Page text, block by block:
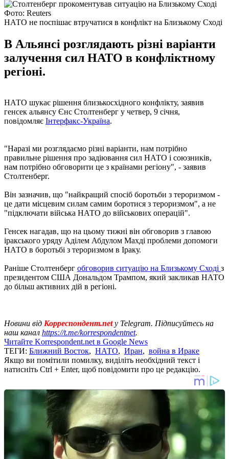
Фото: Reuters
НАТО не поспішає втручатися в конфлікт на Близькому Сході
В Альянсі розглядають різні варіанти
залучення сил НАТО в конфліктному
регіоні.
НАТО шукає рішення близькосхідного конфлікту, заявив
генсек альянсу Єнс Столтенберг у четвер, 9 січня,
повідомляє Інтерфакс-Україна.
"Наразі ми розглядаємо різні варіанти, нам потрібно
правильне рішення про задіювання сил НАТО і союзників,
нам потрібно обговорити це з країнами регіону", - заявив
Столтенберг.
Він зазначив, що "найкращий спосіб боротьби з тероризмом -
це дати місцевим силам самим боротися з тероризмом", а не
"підключати війська НАТО до військових операцій".
Генсек нагадав, що на цьому тижні він обговорив з главою
іракського уряду Аділем Абдулом Махді проблеми допомоги
НАТО в боротьбі з тероризмом в Іраку.
Раніше Столтенберг обговорив ситуацію на Близькому Сході з
президентом США Дональдом Трампом, який закликав НАТО
до більш активних дій в регіоні.
Новини від Корреспондент.net у Telegram. Підписуйтесь на
наш канал https://t.me/korrespondentnet.
Читайте Korrespondent.net в Google News
ТЕГИ: Ближний Восток, НАТО, Иран, война в Ираке
Якщо ви помітили помилку, виділіть необхідний текст і
натисніть Ctrl + Enter, щоб повідомити про це редакцію.